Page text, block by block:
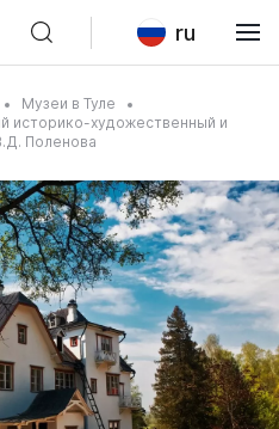
ru
Музеи в Туле
историко-художественный и
Поленова